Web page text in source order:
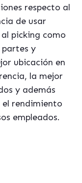
respecto al
de usar
picking como
y
ubicación en
la mejor
y además
rendimiento
empleados.